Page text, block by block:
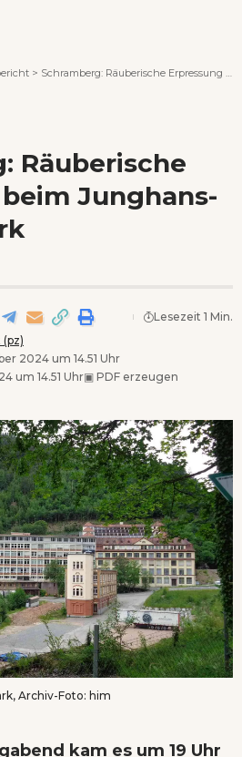
> Schramberg: Räuberische Erpressung beim Junghans-Gewerbepark
Räuberische
Junghans-
2024 um 14.51 Uhr
um 14.51 Uhr▣ PDF erzeugen
Lesezeit 1 Min.
Archiv-Foto: him
kam es um 19 Uhr